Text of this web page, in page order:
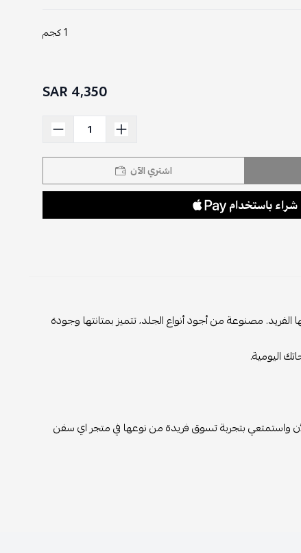
1 كجم
4,350 SAR
اشتري الآن
مصنوعة من أجود أنواع الجلد، تتميز بمتانتها وجودة
اليومية.
الآن واستمتعي بتجربة تسوق فريدة من نوعها في متجر اي سفن